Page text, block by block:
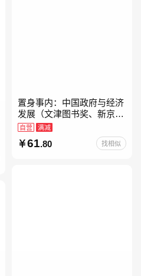
置身事内：中国政府与经济
发展（文津图书奖、新京报
年度通识写作获奖作品，罗
永浩、罗振宇、何帆、刘格
菘、张军、周黎安、王烁联
自营 满减
61 .80 找相似